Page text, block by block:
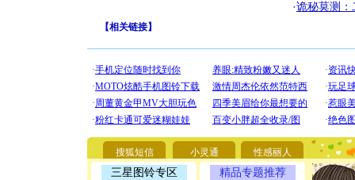
·诡秘莫测：
【相关链接】
搜狐短信 小灵通 性感丽人
三星图铃专区 精品专题推荐
[圣诞节]
要平安！
[圣诞节]
能正大光